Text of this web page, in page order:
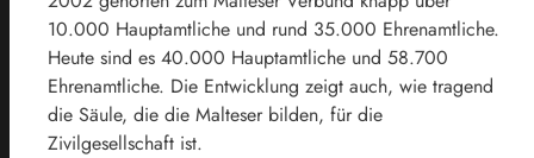
10.000 Hauptamtliche und rund 35.000 Ehrenamtliche.
Heute sind es 40.000 Hauptamtliche und 58.700
Ehrenamtliche. Die Entwicklung zeigt auch, wie tragend
die Säule, die die Malteser bilden, für die
Zivilgesellschaft ist.